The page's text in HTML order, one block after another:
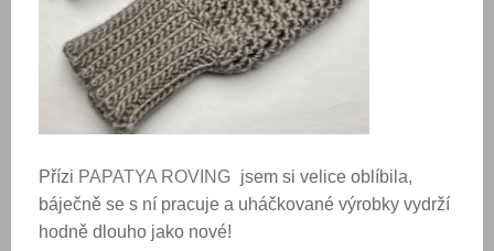
Přízi PAPATYA ROVING jsem si velice oblíbila,
báječně se s ní pracuje a uháčkované výrobky vydrží
hodně dlouho jako nové!